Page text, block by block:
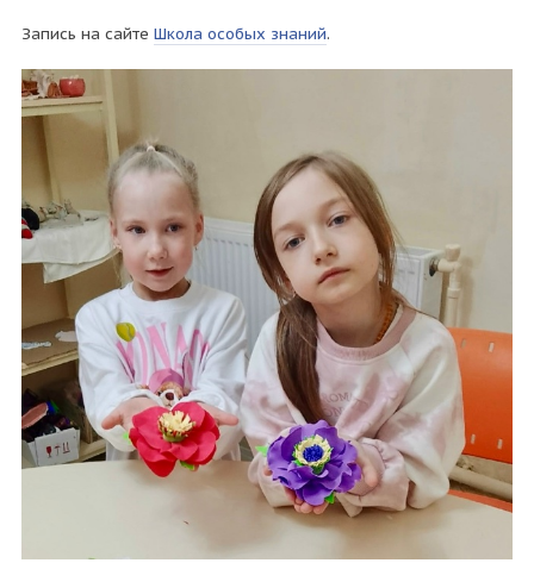
Запись на сайте Школа особых знаний.